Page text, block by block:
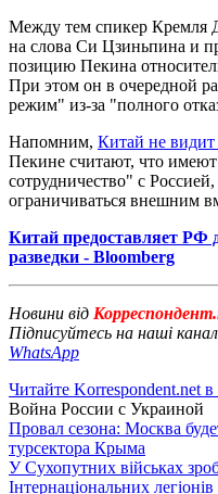
Между тем спикер Кремля
на слова Си Цзиньпина и
позицию Пекина
При этом он в очередной
режим" из-за "полного
Напомним, Китай не
Пекине считают, что
сотрудничество" с
ограничиваться внешним
Китай предоставляет РФ
разведки - Bloomberg
Новини від
Підписуйтесь на наші
WhatsApp
Читайте Korrespondent.net
Война России с Украиной
Провал сезона: Москва
турсектора Крыма
У Сухопутних військах
Інтернаціональних легіонів